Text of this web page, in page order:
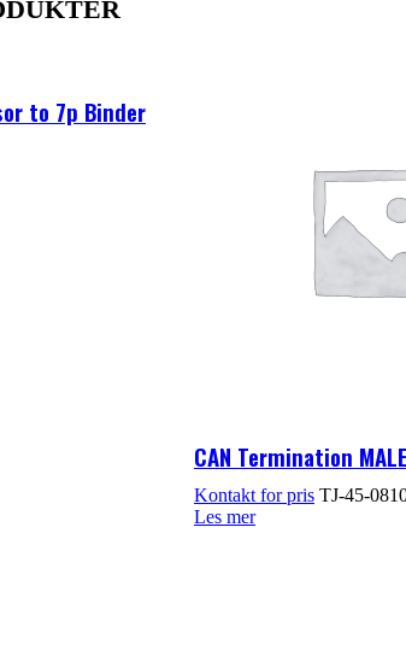
to 7p Binder
CAN Termination
TJ-45-
Les mer